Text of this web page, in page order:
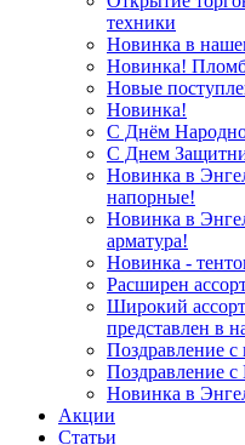
техники
Новинка в
Новинка!
Новые
Новинка!
С Днём
С Днем
Новинка в
напорные!
Новинка в
арматура!
Новинка -
Расширен
Широкий
представлен в
Поздравление
Поздравление
Новинка в
Акции
Статьи